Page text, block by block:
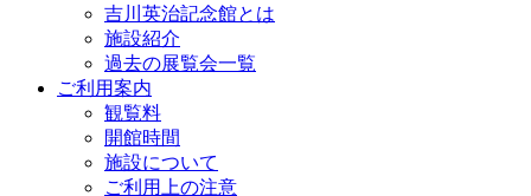
吉川英治記念館とは
施設紹介
過去の展覧会一覧
ご利用案内
観覧料
開館時間
施設について
ご利用上の注意